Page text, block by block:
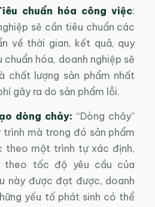
chuẩn hóa công việc:
sẽ cần tiêu chuẩn các
về thời gian, kết quả, quy
hóa, doanh nghiệp sẽ
chất lượng sản phẩm nhất
gây ra do sản phẩm lỗi.
dòng chảy: “Dòng chảy”
mà trong đó sản phẩm
theo một trình tự xác định,
theo tốc độ yêu cầu của
này được đạt được, doanh
yếu tố phát sinh có thể